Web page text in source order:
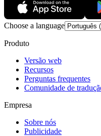
Choose a language
Produto
Versão web
Recursos
Perguntas frequentes
Comunidade de
Empresa
Sobre nós
Publicidade